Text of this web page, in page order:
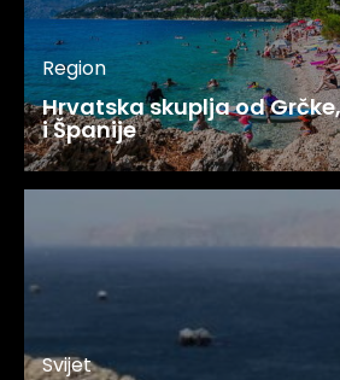
Region
Hrvatska skuplja od
i Španije
Svijet